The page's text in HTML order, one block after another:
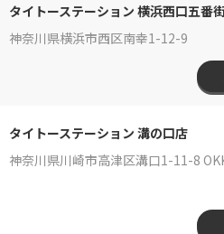
タイトーステーション 横浜西口五番
神奈川県横浜市西区南幸1-12-9
タイトーステーション 溝の
神奈川県川崎市高津区溝口